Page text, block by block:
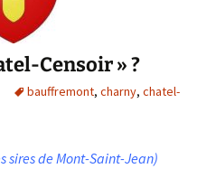
Censoir » ?
bauffremont, charny, chatel-
sires de Mont-Saint-Jean)